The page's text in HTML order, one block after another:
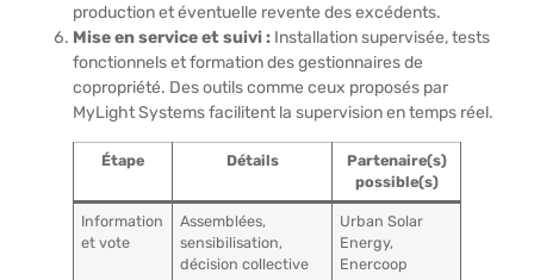
production et éventuelle revente des excédents.
Mise en service et suivi : Installation supervisée, tests
fonctionnels et formation des gestionnaires de
copropriété. Des outils comme ceux proposés par
MyLight Systems facilitent la supervision en temps réel.
Étape Détails
Partenaire(s)
possible(s)
Information
et vote
Assemblées,
sensibilisation,
décision collective
Urban Solar
Energy,
Enercoop